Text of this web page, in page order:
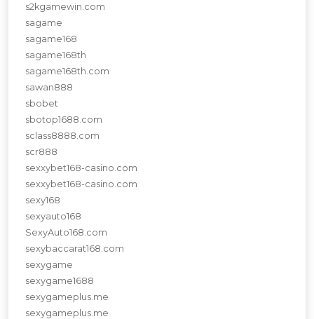
s2kgamewin.com
sagame
sagame168
sagame168th
sagame168th.com
sawan888
sbobet
sbotop1688.com
sclass8888.com
scr888
sexxybet168-casino.com
sexxybet168-casino.com
sexy168
sexyauto168
SexyAuto168.com
sexybaccarat168.com
sexygame
sexygame1688
sexygameplus.me
sexygameplus.me